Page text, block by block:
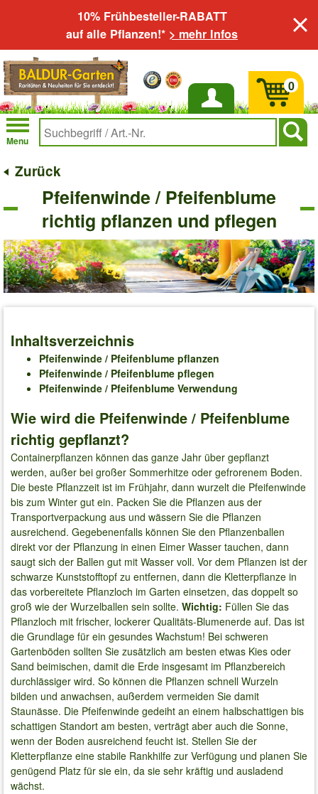
10% Frühbesteller-RABATT
auf alle Pflanzen!* > mehr Infos
Anmelden
Menu
0
Zurück
Pfeifenwinde / Pfeifenblume
richtig pflanzen und pflegen
Inhaltsverzeichnis
Pfeifenwinde / Pfeifenblume pflanzen
Pfeifenwinde / Pfeifenblume pflegen
Pfeifenwinde / Pfeifenblume Verwendung
Wie wird die Pfeifenwinde / Pfeifenblume
richtig gepflanzt?
Containerpflanzen können das ganze Jahr über gepflanzt
werden, außer bei großer Sommerhitze oder gefrorenem Boden.
Die beste Pflanzzeit ist im Frühjahr, dann wurzelt die Pfeifenwinde
bis zum Winter gut ein. Packen Sie die Pflanzen aus der
Transportverpackung aus und wässern Sie die Pflanzen
ausreichend. Gegebenenfalls können Sie den Pflanzenballen
direkt vor der Pflanzung in einen Eimer Wasser tauchen, dann
saugt sich der Ballen gut mit Wasser voll. Vor dem Pflanzen ist der
schwarze Kunststofftopf zu entfernen, dann die Kletterpflanze in
das vorbereitete Pflanzloch im Garten einsetzen, das doppelt so
groß wie der Wurzelballen sein sollte. Wichtig: Füllen Sie das
Pflanzloch mit frischer, lockerer Qualitäts-Blumenerde auf. Das ist
die Grundlage für ein gesundes Wachstum! Bei schweren
Gartenböden sollten Sie zusätzlich am besten etwas Kies oder
Sand beimischen, damit die Erde insgesamt im Pflanzbereich
durchlässiger wird. So können die Pflanzen schnell Wurzeln
bilden und anwachsen, außerdem vermeiden Sie damit
Staunässe. Die Pfeifenwinde gedeiht an einem halbschattigen bis
schattigen Standort am besten, verträgt aber auch die Sonne,
wenn der Boden ausreichend feucht ist. Stellen Sie der
Kletterpflanze eine stabile Rankhilfe zur Verfügung und planen Sie
genügend Platz für sie ein, da sie sehr kräftig und ausladend
wächst.